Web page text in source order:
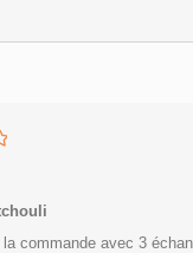
commande avec 3